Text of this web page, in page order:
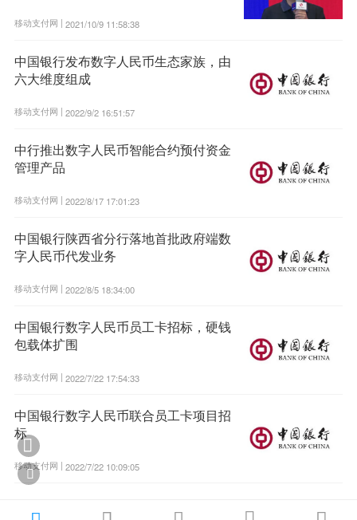
移动支付网 | 2021/10/9 11:58:38
中国银行发布数字人民币生态家族，由
六大维度组成
移动支付网 | 2022/9/2 16:51:57
中行推出数字人民币智能合约预付资金
管理产品
移动支付网 | 2022/8/17 17:01:23
中国银行陕西省分行落地首批政府端数
字人民币代发业务
移动支付网 | 2022/8/5 18:34:00
中国银行数字人民币员工卡招标，硬钱
包载体扩围
移动支付网 | 2022/7/22 17:54:33
中国银行数字人民币联合员工卡项目招
标
移动支付网 | 2022/7/22 10:09:05

